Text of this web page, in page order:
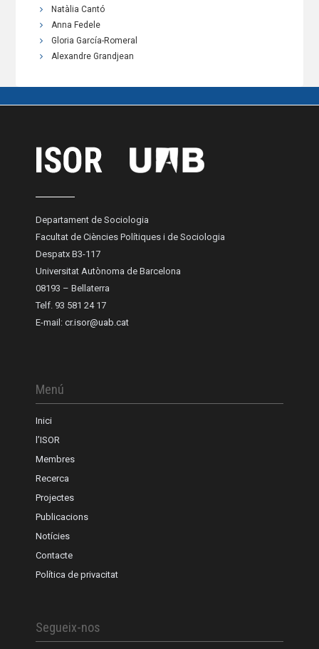
Natàlia Cantó
Anna Fedele
Gloria García-Romeral
Alexandre Grandjean
Departament de Sociologia
Facultat de Ciències Polítiques i de Sociologia
Despatx B3-117
Universitat Autònoma de Barcelona
08193 – Bellaterra
Telf. 93 581 24 17
E-mail: cr.isor@uab.cat
Menú
Inici
l’ISOR
Membres
Recerca
Projectes
Publicacions
Notícies
Contacte
Política de privacitat
Segueix-nos